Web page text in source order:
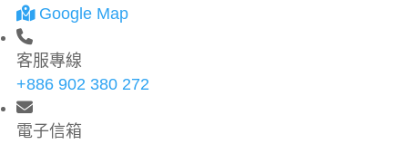
Google Map
客服專線
+886 902 380 272
電子信箱